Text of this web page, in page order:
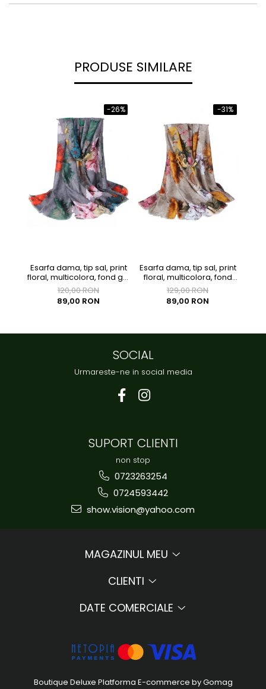
PRODUSE SIMILARE
-26%
Esarfa dama, tip sal, print
floral, multicolora, fond gri,
90 x 180 cm
120,00 RON
89,00 RON
-31%
Esarfa dama, tip sal, print
floral, multicolora, fond
bej, 90 x 180 cm
129,00 RON
89,00 RON
SOCIAL
Urmareste-ne in social media
SUPORT CLIENTI
non stop
0723263254
0724593442
show.vision@yahoo.com
MAGAZINUL MEU
CLIENTI
DATE COMERCIALE
Boutique Deluxe Platforma E-commerce by Gomag